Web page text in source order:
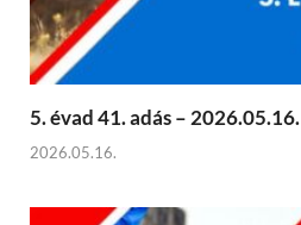
5. évad 41. adás – 2026.05.16.
2026.05.16.